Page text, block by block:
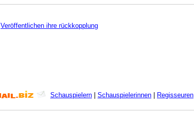
Veröffentlichen ihre rückkopplung
Schauspielern Schauspielerinnen Regisseuren